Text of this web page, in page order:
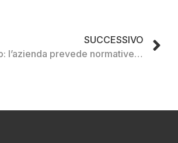
SUCCESSIVO
Sicurezza sul lavoro: l’azienda prevede normative ad hoc